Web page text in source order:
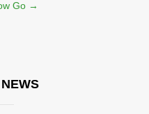
Go →